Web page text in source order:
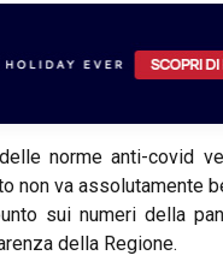
norme anti-covid
non va assolutamente
sui numeri della
della Regione.